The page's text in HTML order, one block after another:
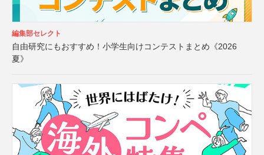
編集部セレクト
自由研究にもおすすめ！小学生向けコンテストまとめ《2026
夏》